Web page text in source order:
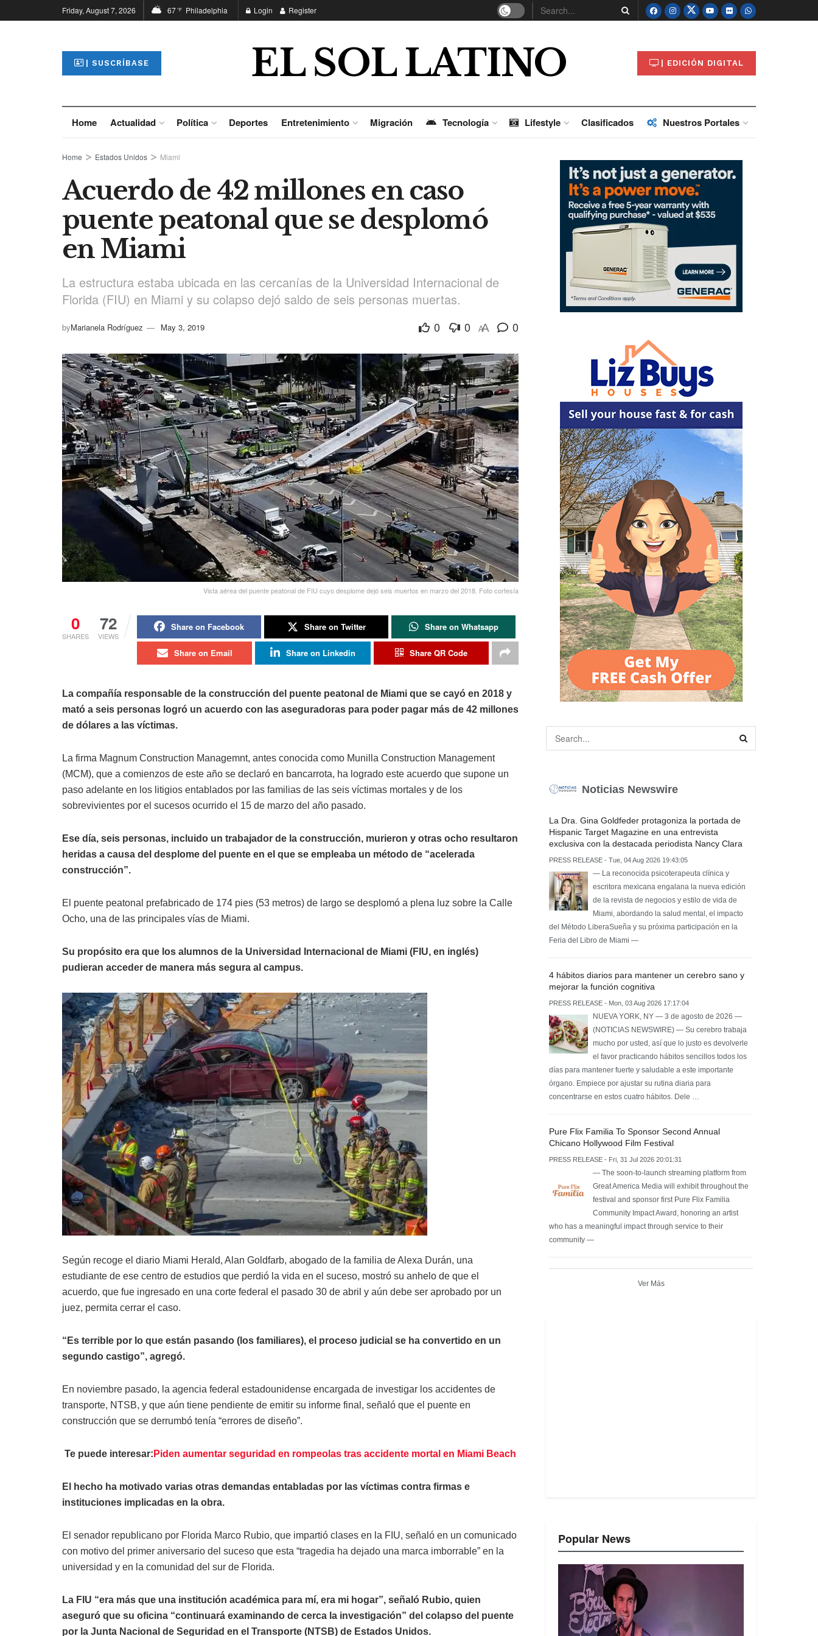
Friday, August 7, 2026 67°F Philadelphia Login Register
| SUSCRÍBASE EL SOL LATINO | EDICIÓN DIGITAL
Home Actualidad Política Deportes Entretenimiento Migración Tecnología Lifestyle Clasificados Nuestros Portales
Home Estados Unidos Miami
Acuerdo de 42 millones en caso
puente peatonal que se desplomó
en Miami
La estructura estaba ubicada en las cercanías de la Universidad Internacional de
Florida (FIU) en Miami y su colapso dejó saldo de seis personas muertas.
byMarianela Rodríguez May 3, 2019 0 0 AA 0
Vista aérea del puente peatonal de FIU cuyo desplome dejó seis muertos en marzo del 2018. Foto cortesía
0
SHARES
72
VIEWS
Share on Facebook Share on Twitter Share on Whatsapp
Share on Email Share on Linkedin Share QR Code
La compañía responsable de la construcción del puente peatonal de Miami que se cayó en 2018 y
mató a seis personas logró un acuerdo con las aseguradoras para poder pagar más de 42 millones
de dólares a las víctimas.
La firma Magnum Construction Managemnt, antes conocida como Munilla Construction Management
(MCM), que a comienzos de este año se declaró en bancarrota, ha logrado este acuerdo que supone un
paso adelante en los litigios entablados por las familias de las seis víctimas mortales y de los
sobrevivientes por el sucesos ocurrido el 15 de marzo del año pasado.
Ese día, seis personas, incluido un trabajador de la construcción, murieron y otras ocho resultaron
heridas a causa del desplome del puente en el que se empleaba un método de “acelerada
construcción”.
El puente peatonal prefabricado de 174 pies (53 metros) de largo se desplomó a plena luz sobre la Calle
Ocho, una de las principales vías de Miami.
Su propósito era que los alumnos de la Universidad Internacional de Miami (FIU, en inglés)
pudieran acceder de manera más segura al campus.
Según recoge el diario Miami Herald, Alan Goldfarb, abogado de la familia de Alexa Durán, una
estudiante de ese centro de estudios que perdió la vida en el suceso, mostró su anhelo de que el
acuerdo, que fue ingresado en una corte federal el pasado 30 de abril y aún debe ser aprobado por un
juez, permita cerrar el caso.
“Es terrible por lo que están pasando (los familiares), el proceso judicial se ha convertido en un
segundo castigo”, agregó.
En noviembre pasado, la agencia federal estadounidense encargada de investigar los accidentes de
transporte, NTSB, y que aún tiene pendiente de emitir su informe final, señaló que el puente en
construcción que se derrumbó tenía “errores de diseño”.
Te puede interesar: Piden aumentar seguridad en rompeolas tras accidente mortal en Miami Beach
El hecho ha motivado varias otras demandas entabladas por las víctimas contra firmas e
instituciones implicadas en la obra.
El senador republicano por Florida Marco Rubio, que impartió clases en la FIU, señaló en un comunicado
con motivo del primer aniversario del suceso que esta “tragedia ha dejado una marca imborrable” en la
universidad y en la comunidad del sur de Florida.
La FIU “era más que una institución académica para mí, era mi hogar”, señaló Rubio, quien
aseguró que su oficina “continuará examinando de cerca la investigación” del colapso del puente
por la Junta Nacional de Seguridad en el Transporte (NTSB) de Estados Unidos.
Noticias Newswire
La Dra. Gina Goldfeder protagoniza la portada de
Hispanic Target Magazine en una entrevista
exclusiva con la destacada periodista Nancy Clara
PRESS RELEASE - Tue, 04 Aug 2026 19:43:05
— La reconocida psicoterapeuta clínica y
escritora mexicana engalana la nueva edición
de la revista de negocios y estilo de vida de
Miami, abordando la salud mental, el impacto
del Método LiberaSueña y su próxima participación en la
Feria del Libro de Miami —
4 hábitos diarios para mantener un cerebro sano y
mejorar la función cognitiva
PRESS RELEASE - Mon, 03 Aug 2026 17:17:04
NUEVA YORK, NY — 3 de agosto de 2026 —
(NOTICIAS NEWSWIRE) — Su cerebro trabaja
mucho por usted, así que lo justo es devolverle
el favor practicando hábitos sencillos todos los
días para mantener fuerte y saludable a este importante
órgano. Empiece por ajustar su rutina diaria para
concentrarse en estos cuatro hábitos. Dele …
Pure Flix Familia To Sponsor Second Annual
Chicano Hollywood Film Festival
PRESS RELEASE - Fri, 31 Jul 2026 20:01:31
— The soon-to-launch streaming platform from
Great America Media will exhibit throughout the
festival and sponsor first Pure Flix Familia
Community Impact Award, honoring an artist
who has a meaningful impact through service to their
community —
Ver Más
Popular News